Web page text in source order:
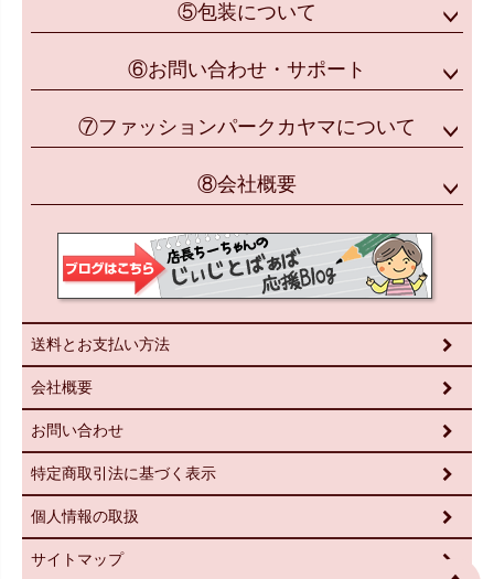
⑤包装について
⑥お問い合わせ・サポート
⑦ファッションパークカヤマについて
⑧会社概要
送料とお支払い方法
会社概要
お問い合わせ
特定商取引法に基づく表示
個人情報の取扱
サイトマップ